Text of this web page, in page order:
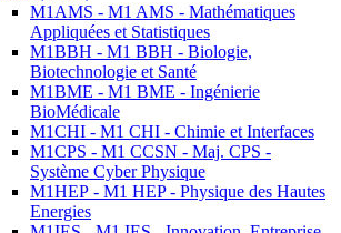
M1AMS - M1 AMS - Mathématiques
Appliquées et Statistiques
M1BBH - M1 BBH - Biologie,
Biotechnologie et Santé
M1BME - M1 BME - Ingénierie
BioMédicale
M1CHI - M1 CHI - Chimie et Interfaces
M1CPS - M1 CCSN - Maj. CPS -
Système Cyber Physique
M1HEP - M1 HEP - Physique des Hautes
Energies